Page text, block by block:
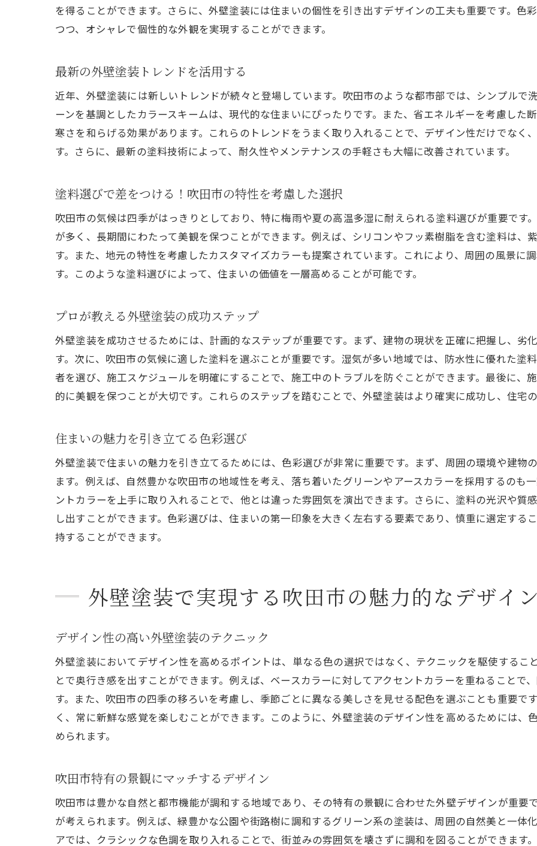
防水性を高める外壁塗装の選択肢
季節ごとのメンテナンスポイント
住まいの耐久性を高める塗装の役割
安心して過ごせる住まいづくり
塗装による断熱効果の向上
美観と実用性を両立する外壁塗装
外壁塗装で吹田市の家をもっとオシャレにする秘訣
デザインにこだわった外壁塗装のアイデア
モダンとトラディショナルの融合
色彩心理学を活用した外壁デザイン
オシャレな外壁塗装のためのポイント
外壁塗装で長持ちする家を実現するための吹田市の知識
メンテナンスフリーを目指す外壁塗装
長寿命化を実現する塗装の選び方
外壁塗装が寿命を延ばす理由
吹田市の外壁塗装で家の個性を引き出すカラーデザイン
個性を際立たせるカラーコーディネート
家族のライフスタイルに合わせた色選び
外壁塗装が住宅を守る理由
外壁塗装の重要性を再確認
定期メンテナンスで安心を得る方法
外壁塗装が防ぐ自然災害の影響
を得ることができます。さらに、外壁塗装には住まいの個性を引き出すデザインの工夫も重要です。色
つつ、オシャレで個性的な外観を実現することができます。
最新の外壁塗装トレンドを活用する
近年、外壁塗装には新しいトレンドが続々と登場しています。吹田市のような都市部では、シンプルで
ーンを基調としたカラースキームは、現代的な住まいにぴったりです。また、省エネルギーを考慮した
寒さを和らげる効果があります。これらのトレンドをうまく取り入れることで、デザイン性だけでなく
す。さらに、最新の塗料技術によって、耐久性やメンテナンスの手軽さも大幅に改善されています。
塗料選びで差をつける！吹田市の特性を考慮した選択
吹田市の気候は四季がはっきりとしており、特に梅雨や夏の高温多湿に耐えられる塗料選びが重要です
が多く、長期間にわたって美観を保つことができます。例えば、シリコンやフッ素樹脂を含む塗料は、
す。また、地元の特性を考慮したカスタマイズカラーも提案されています。これにより、周囲の風景に
す。このような塗料選びによって、住まいの価値を一層高めることが可能です。
プロが教える外壁塗装の成功ステップ
外壁塗装を成功させるためには、計画的なステップが重要です。まず、建物の現状を正確に把握し、劣
す。次に、吹田市の気候に適した塗料を選ぶことが重要です。湿気が多い地域では、防水性に優れた塗
者を選び、施工スケジュールを明確にすることで、施工中のトラブルを防ぐことができます。最後に、
的に美観を保つことが大切です。これらのステップを踏むことで、外壁塗装はより確実に成功し、住宅
住まいの魅力を引き立てる色彩選び
外壁塗装で住まいの魅力を引き立てるためには、色彩選びが非常に重要です。まず、周囲の環境や建物
ます。例えば、自然豊かな吹田市の地域性を考え、落ち着いたグリーンやアースカラーを採用するのも
ントカラーを上手に取り入れることで、他とは違った雰囲気を演出できます。さらに、塗料の光沢や質
し出すことができます。色彩選びは、住まいの第一印象を大きく左右する要素であり、慎重に選定する
持することができます。
外壁塗装で実現する吹田市の魅力的なデザイ
デザイン性の高い外壁塗装のテクニック
外壁塗装においてデザイン性を高めるポイントは、単なる色の選択ではなく、テクニックを駆使するこ
とで奥行き感を出すことができます。例えば、ベースカラーに対してアクセントカラーを重ねることで
す。また、吹田市の四季の移ろいを考慮し、季節ごとに異なる美しさを見せる配色を選ぶことも重要で
く、常に新鮮な感覚を楽しむことができます。このように、外壁塗装のデザイン性を高めるためには、
められます。
吹田市特有の景観にマッチするデザイン
吹田市は豊かな自然と都市機能が調和する地域であり、その特有の景観に合わせた外壁デザインが重要
が考えられます。例えば、緑豊かな公園や街路樹に調和するグリーン系の塗装は、周囲の自然美と一体
アでは、クラシックな色調を取り入れることで、街並みの雰囲気を壊さずに調和を図ることができます